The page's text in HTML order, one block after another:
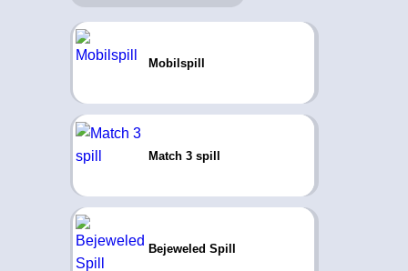
Mobilspill
Match 3 spill
Bejeweled Spill